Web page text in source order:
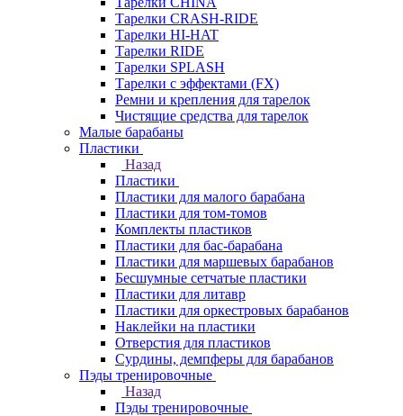
Тарелки CRASH-RIDE
Тарелки HI-HAT
Тарелки RIDE
Тарелки SPLASH
Тарелки с эффектами (FX)
Ремни и крепления для тарелок
Чистящие средства для тарелок
Малые барабаны
Пластики
Назад
Пластики
Пластики для малого барабана
Пластики для том-томов
Комплекты пластиков
Пластики для бас-барабана
Пластики для маршевых барабанов
Бесшумные сетчатые пластики
Пластики для литавр
Пластики для оркестровых барабанов
Наклейки на пластики
Отверстия для пластиков
Сурдины, демпферы для барабанов
Пэды тренировочные
Назад
Пэды тренировочные